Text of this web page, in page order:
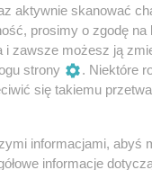
symbol
dawną formę.
byka
rzeźnik”, czyli jeden z
aktywnie skanować
prosimy o zgodę
i zawsze możesz ją
strony
. Niektóre
się takiemu
informacjami, abyś
informacje